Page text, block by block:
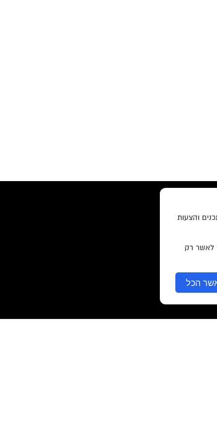
והצעות
לאשר רק
הכל